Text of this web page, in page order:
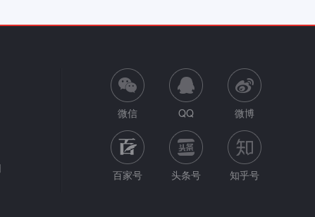
微信 QQ 微博
百家号 头条号 知乎号